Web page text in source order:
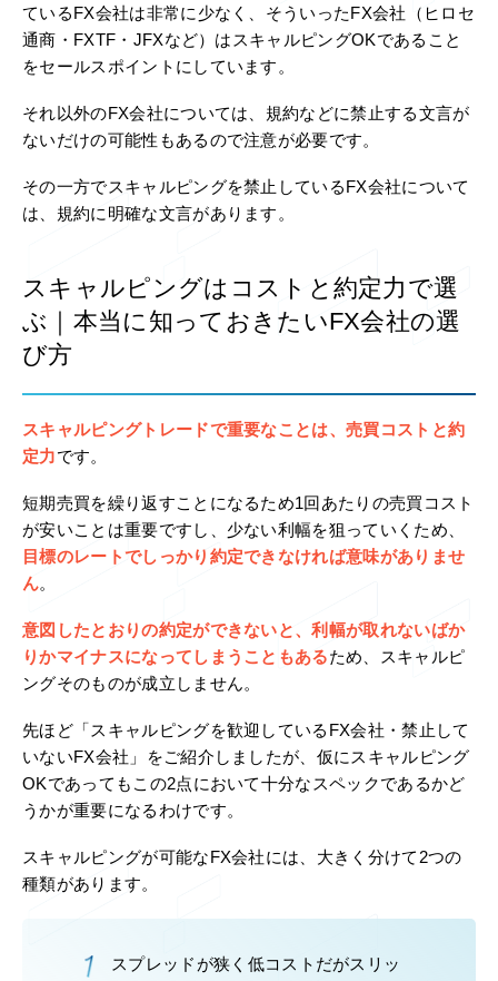
ているFX会社は非常に少なく、そういったFX会社（ヒロセ
通商・FXTF・JFXなど）はスキャルピングOKであること
をセールスポイントにしています。
それ以外のFX会社については、規約などに禁止する文言が
ないだけの可能性もあるので注意が必要です。
その一方でスキャルピングを禁止しているFX会社について
は、規約に明確な文言があります。
スキャルピングはコストと約定力で選
ぶ｜本当に知っておきたいFX会社の選
び方
スキャルピングトレードで重要なことは、売買コストと約
定力です。
短期売買を繰り返すことになるため1回あたりの売買コスト
が安いことは重要ですし、少ない利幅を狙っていくため、
目標のレートでしっかり約定できなければ意味がありませ
ん。
意図したとおりの約定ができないと、利幅が取れないばか
りかマイナスになってしまうこともあるため、スキャルピ
ングそのものが成立しません。
先ほど「スキャルピングを歓迎しているFX会社・禁止して
いないFX会社」をご紹介しましたが、仮にスキャルピング
OKであってもこの2点において十分なスペックであるかど
うかが重要になるわけです。
スキャルピングが可能なFX会社には、大きく分けて2つの
種類があります。
スプレッドが狭く低コストだがスリッ